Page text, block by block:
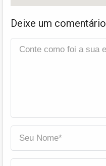
Deixe um comentário